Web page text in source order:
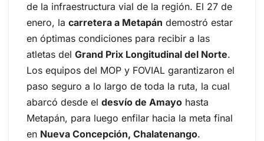
de la infraestructura vial de la región. El 27 de
enero, la carretera a Metapán demostró estar
en óptimas condiciones para recibir a las
atletas del Grand Prix Longitudinal del Norte.
Los equipos del MOP y FOVIAL garantizaron el
paso seguro a lo largo de toda la ruta, la cual
abarcó desde el desvío de Amayo hasta
Metapán, para luego enfilar hacia la meta final
en Nueva Concepción, Chalatenango.